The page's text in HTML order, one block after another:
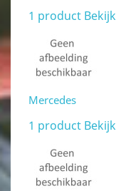
1 product
Mercedes
1 product